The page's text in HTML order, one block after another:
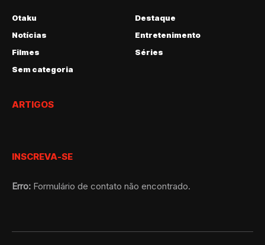
Otaku
Destaque
Notícias
Entretenimento
Filmes
Séries
Sem categoria
ARTIGOS
INSCREVA-SE
Erro: Formulário de contato não encontrado.